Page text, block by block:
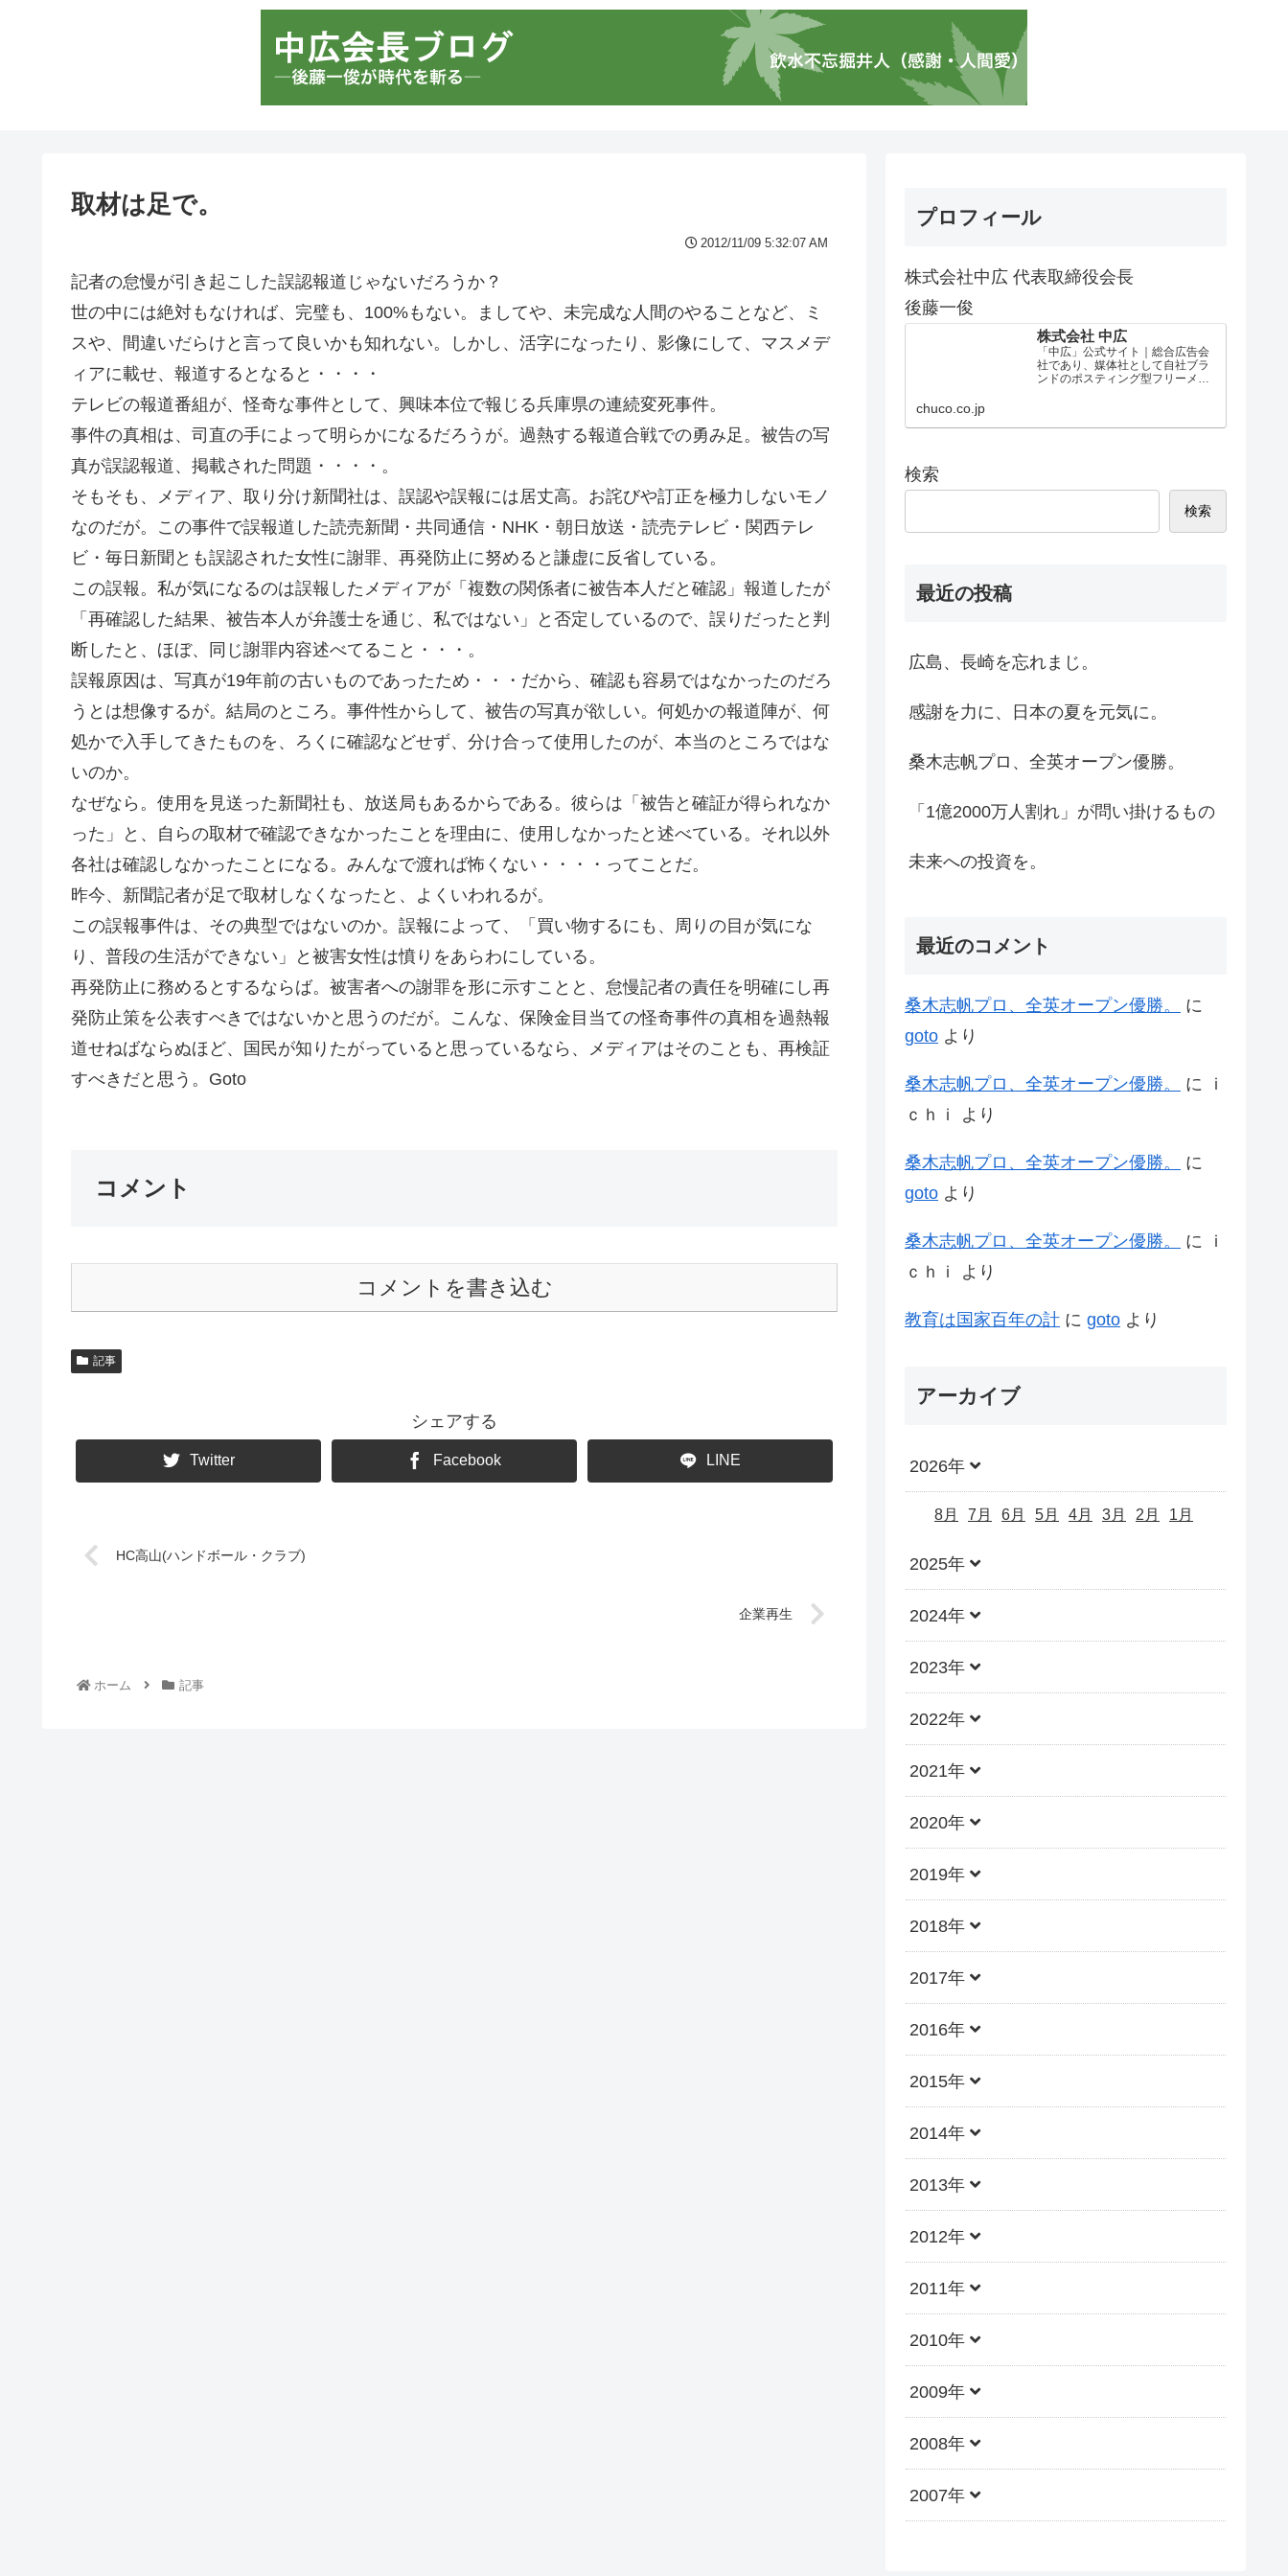
取材は足で。
2012/11/09 5:32:07 AM
記者の怠慢が引き起こした誤認報道じゃないだろうか？
世の中には絶対もなければ、完璧も、100%もない。ましてや、未完成な人間のやることなど、ミ
スや、間違いだらけと言って良いかも知れない。しかし、活字になったり、影像にして、マスメデ
ィアに載せ、報道するとなると・・・・
テレビの報道番組が、怪奇な事件として、興味本位で報じる兵庫県の連続変死事件。
事件の真相は、司直の手によって明らかになるだろうが。過熱する報道合戦での勇み足。被告の写
真が誤認報道、掲載された問題・・・・。
そもそも、メディア、取り分け新聞社は、誤認や誤報には居丈高。お詫びや訂正を極力しないモノ
なのだが。この事件で誤報道した読売新聞・共同通信・NHK・朝日放送・読売テレビ・関西テレ
ビ・毎日新聞とも誤認された女性に謝罪、再発防止に努めると謙虚に反省している。
この誤報。私が気になるのは誤報したメディアが「複数の関係者に被告本人だと確認」報道したが
「再確認した結果、被告本人が弁護士を通じ、私ではない」と否定しているので、誤りだったと判
断したと、ほぼ、同じ謝罪内容述べてること・・・。
誤報原因は、写真が19年前の古いものであったため・・・だから、確認も容易ではなかったのだろ
うとは想像するが。結局のところ。事件性からして、被告の写真が欲しい。何処かの報道陣が、何
処かで入手してきたものを、ろくに確認などせず、分け合って使用したのが、本当のところではな
いのか。
なぜなら。使用を見送った新聞社も、放送局もあるからである。彼らは「被告と確証が得られなか
った」と、自らの取材で確認できなかったことを理由に、使用しなかったと述べている。それ以外
各社は確認しなかったことになる。みんなで渡れば怖くない・・・・ってことだ。
昨今、新聞記者が足で取材しなくなったと、よくいわれるが。
この誤報事件は、その典型ではないのか。誤報によって、「買い物するにも、周りの目が気にな
り、普段の生活ができない」と被害女性は憤りをあらわにしている。
再発防止に務めるとするならば。被害者への謝罪を形に示すことと、怠慢記者の責任を明確にし再
発防止策を公表すべきではないかと思うのだが。こんな、保険金目当ての怪奇事件の真相を過熱報
道せねばならぬほど、国民が知りたがっていると思っているなら、メディアはそのことも、再検証
すべきだと思う。Goto
コメント
コメントを書き込む
記事
シェアする
Twitter Facebook LINE
HC高山(ハンドボール・クラブ)
企業再生
ホーム 記事
プロフィール
株式会社中広 代表取締役会長
後藤一俊
株式会社 中広
「中広」公式サイト｜総合広告会
社であり、媒体社として自社ブラ
ンドのポスティング型フリーメデ
chuco.co.jp
検索
検索
最近の投稿
広島、長崎を忘れまじ。
感謝を力に、日本の夏を元気に。
桑木志帆プロ、全英オープン優勝。
「1億2000万人割れ」が問い掛けるもの
未来への投資を。
最近のコメント
桑木志帆プロ、全英オープン優勝。
に
goto より
桑木志帆プロ、全英オープン優勝。 に
ｉ
ｃｈｉ
より
桑木志帆プロ、全英オープン優勝。
に
goto より
桑木志帆プロ、全英オープン優勝。 に
ｉ
ｃｈｉ
より
教育は国家百年の計 に goto より
アーカイブ
2026年
8月 7月 6月 5月 4月 3月 2月 1月
2025年
2024年
2023年
2022年
2021年
2020年
2019年
2018年
2017年
2016年
2015年
2014年
2013年
2012年
2011年
2010年
2009年
2008年
2007年